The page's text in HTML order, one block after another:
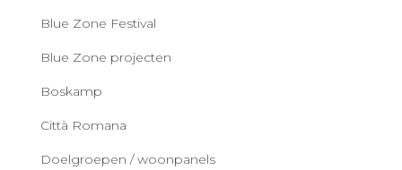
Blue Zone Festival
Blue Zone projecten
Boskamp
Città Romana
Doelgroepen / woonpanels